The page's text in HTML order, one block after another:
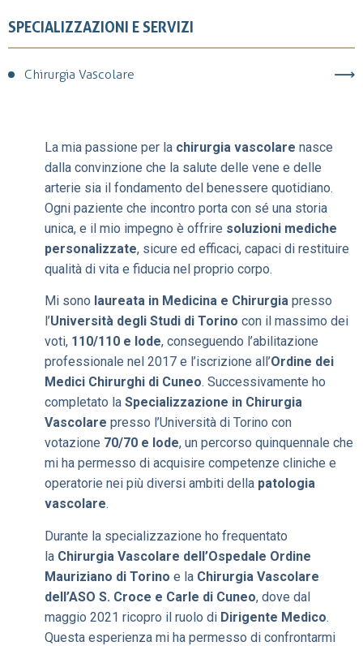
SPECIALIZZAZIONI E SERVIZI
Chirurgia Vascolare
La mia passione per la chirurgia vascolare nasce
dalla convinzione che la salute delle vene e delle
arterie sia il fondamento del benessere quotidiano.
Ogni paziente che incontro porta con sé una storia
unica, e il mio impegno è offrire soluzioni mediche
personalizzate, sicure ed efficaci, capaci di restituire
qualità di vita e fiducia nel proprio corpo.
Mi sono laureata in Medicina e Chirurgia presso
l’Università degli Studi di Torino con il massimo dei
voti, 110/110 e lode, conseguendo l’abilitazione
professionale nel 2017 e l’iscrizione all’Ordine dei
Medici Chirurghi di Cuneo. Successivamente ho
completato la Specializzazione in Chirurgia
Vascolare presso l’Università di Torino con
votazione 70/70 e lode, un percorso quinquennale che
mi ha permesso di acquisire competenze cliniche e
operatorie nei più diversi ambiti della patologia
vascolare.
Durante la specializzazione ho frequentato
la Chirurgia Vascolare dell’Ospedale Ordine
Mauriziano di Torino e la Chirurgia Vascolare
dell’ASO S. Croce e Carle di Cuneo, dove dal
maggio 2021 ricopro il ruolo di Dirigente Medico.
Questa esperienza mi ha permesso di confrontarmi